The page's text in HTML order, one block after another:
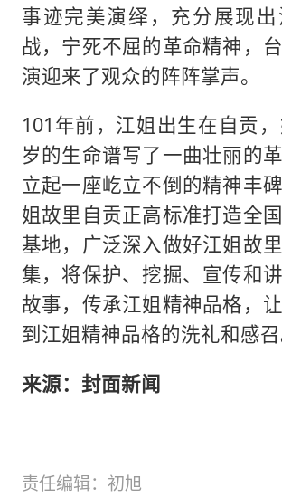
事迹完美演绎，充分展现
战，宁死不屈的革命精神，
演迎来了观众的阵阵掌声。
101年前，江姐出生在自贡
岁的生命谱写了一曲壮丽的
立起一座屹立不倒的精神丰
姐故里自贡正高标准打造全
基地，广泛深入做好江姐故
集，将保护、挖掘、宣传和
故事，传承江姐精神品格，
到江姐精神品格的洗礼和感召
来源：封面新闻
责任编辑：初旭